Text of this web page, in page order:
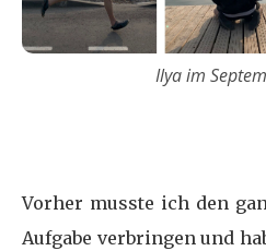
Ilya im
Vorher musste ich den
Aufgabe verbringen und